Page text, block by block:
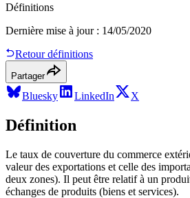
Définitions
Dernière mise à jour: 14/05/2020
Retour définitions
Partager
Bluesky LinkedIn X
Définition
Le taux de couverture du commerce
valeur des exportations et celle des
deux zones). Il peut être relatif à un
échanges de produits (biens et services).